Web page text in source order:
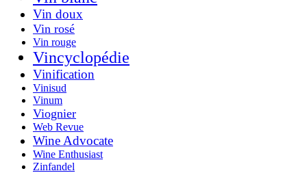
Vin doux
Vin rosé
Vin rouge
Vincyclopédie
Vinification
Vinisud
Vinum
Viognier
Web Revue
Wine Advocate
Wine Enthusiast
Zinfandel